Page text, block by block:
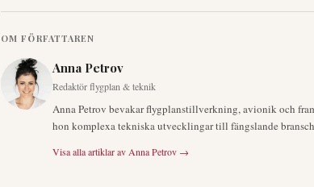
OM FÖRFATTAREN
Anna Petrov
Redaktör flygplan & teknik
Anna Petrov bevakar flygplanstillverkning, avionik och
hon komplexa tekniska utvecklingar till fängslande
Visa alla artiklar av Anna Petrov →